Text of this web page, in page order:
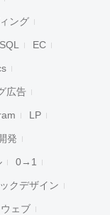
ング
EC
広告
LP
発
0→1
クデザイン
ウェブ